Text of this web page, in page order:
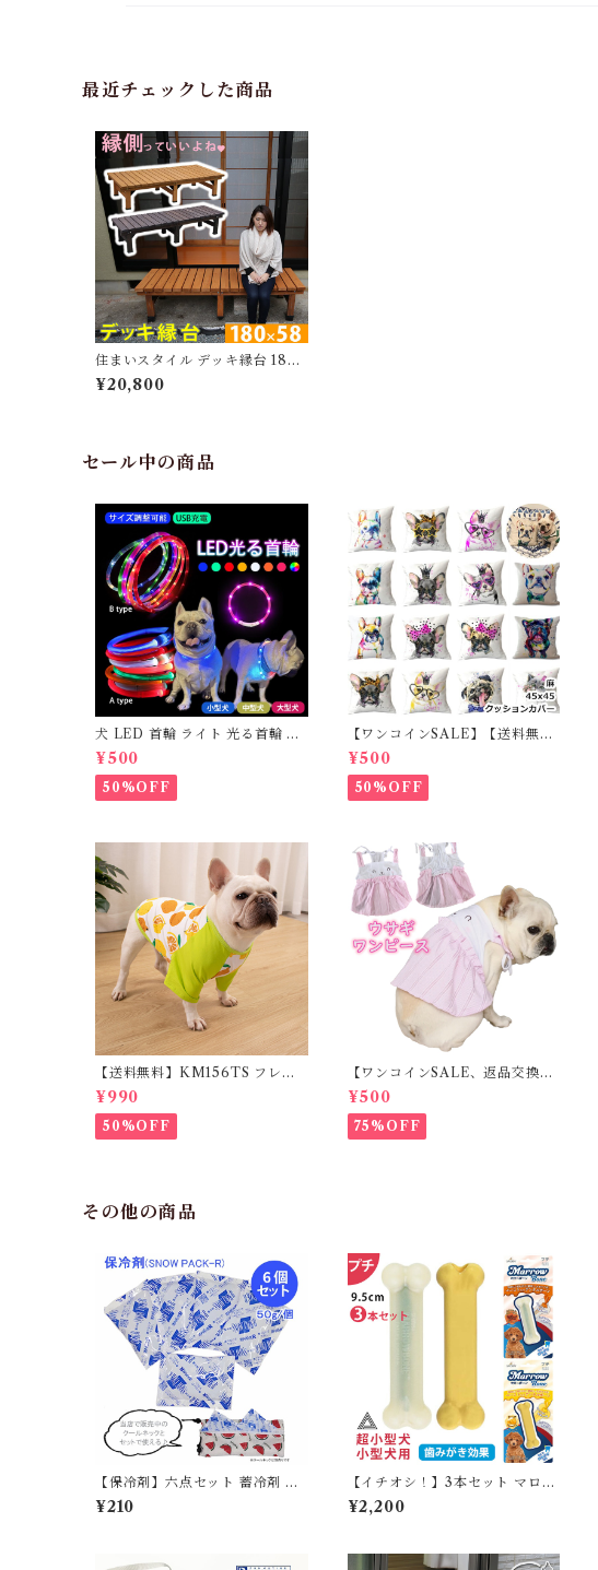
最近チェックした商品
住まいスタイル デッキ縁台 180×
58cm【送料無料 ウッドデッキ風
簡単 縁側 本格的 DIY 木製 天然
ン】
¥20,800
セール中の商品
犬 LED 首輪 ライト 光る首輪 US
B充電 生活防水 長さ調整可能 首
輪 犬用 ペット カラー ペット用品
軽量 ドッグ用品 フレンチブルド
ック 大型犬 中型犬 小型犬 35c
¥500
50%OFF
【ワンコインSALE】【送料無
料】KM503G クッションカバー
フレンチブルドッグ クリーム フ
レブル
¥500
50%OFF
【送料無料】KM156TS フレブ
ル Tシャツ フレンチブルドック
レモン柄 犬服 ドックウェア
¥990
50%OFF
【ワンコインSALE、返品交換不
可】KM171SK フレンチブルドッ
¥500
75%OFF
その他の商品
【保冷剤】六点セット 蓄冷剤 ス
ノーパック 50g ペットクールネ
ック用
¥210
【イチオシ！】3本セット マロー
ボーン プチ チーズフレーバー ジ
ャーキーフレーバー ペースト入
ルケアTK011G-PT-THREE
¥2,200